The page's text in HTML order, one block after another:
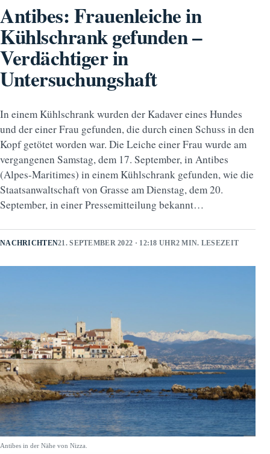
Antibes: Frauenleiche in
Kühlschrank gefunden –
Verdächtiger in
Untersuchungshaft
In einem Kühlschrank wurden der Kadaver eines Hundes
und der einer Frau gefunden, die durch einen Schuss in den
Kopf getötet worden war. Die Leiche einer Frau wurde am
vergangenen Samstag, dem 17. September, in Antibes
(Alpes-Maritimes) in einem Kühlschrank gefunden, wie die
Staatsanwaltschaft von Grasse am Dienstag, dem 20.
September, in einer Pressemitteilung bekannt…
NACHRICHTEN21. SEPTEMBER 2022 · 12:18 UHR2 MIN. LESEZEIT
Antibes in der Nähe von Nizza.